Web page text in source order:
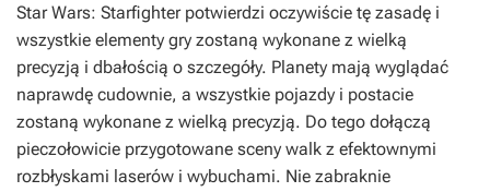
Star Wars: Starfighter potwierdzi oczywiście tę zasadę i
wszystkie elementy gry zostaną wykonane z wielką
precyzją i dbałością o szczegóły. Planety mają wyglądać
naprawdę cudownie, a wszystkie pojazdy i postacie
zostaną wykonane z wielką precyzją. Do tego dołączą
pieczołowicie przygotowane sceny walk z efektownymi
rozbłyskami laserów i wybuchami. Nie zabraknie